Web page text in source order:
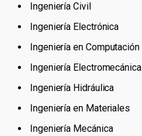
Ingeniería Civil
Ingeniería Electrónica
Ingeniería en Computación
Ingeniería Electromecánica
Ingeniería Hidráulica
Ingeniería en Materiales
Ingeniería Mecánica